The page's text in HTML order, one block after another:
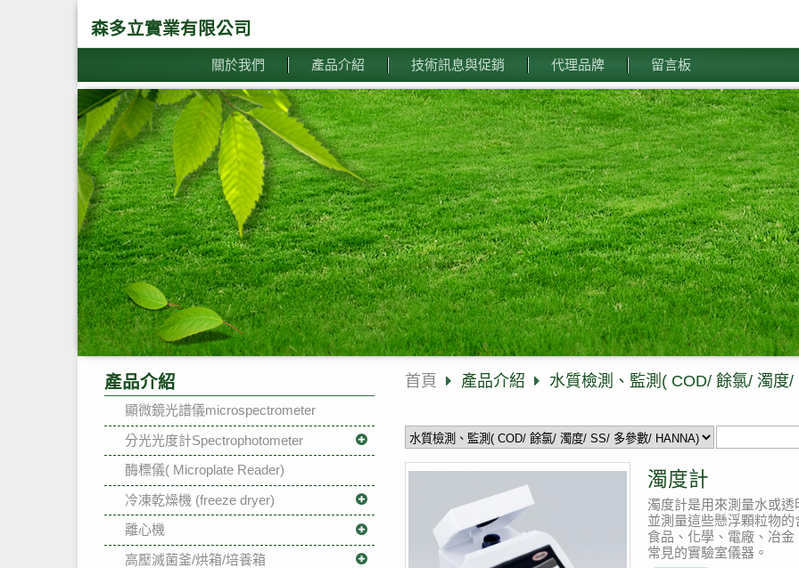
森多立實業有限公司
關於我們 產品介紹 技術訊息與促銷 代理品牌 留言板
產品介紹
顯微鏡光譜儀microspectrometer
分光光度計Spectrophotometer
酶標儀( Microplate Reader)
冷凍乾燥機 (freeze dryer)
離心機
高壓滅菌釜/烘箱/培養箱
首頁 產品介紹 水質檢測、監測( COD/ 餘氯/ 濁度
濁度計
濁度計是用來測量水或
並測量這些懸浮顆粒物
食品、化學、電廠、冶
常見的實驗室儀器。